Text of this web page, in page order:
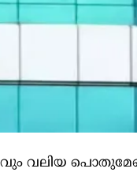
വലിയ